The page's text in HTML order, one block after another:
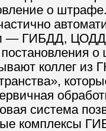
о
— ГИБДД,
коллег из
система
комплексы